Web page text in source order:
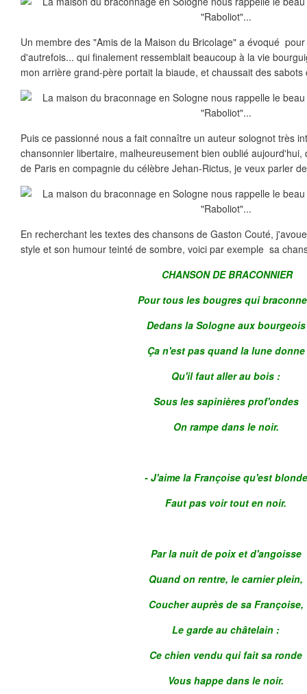
Un membre des "Amis de la Maison du Bricolage" a évoqué
d'autrefois... qui finalement ressemblait beaucoup à la vie
mon arrière grand-père portait la biaude, et chaussait des sabots
Puis ce passionné nous a fait connaître un auteur solognot très
chansonnier libertaire, malheureusement bien oublié
de Paris en compagnie du célèbre Jehan-Rictus, je veux parler
En recherchant les textes des chansons de Gaston Couté,
style et son humour teinté de sombre, voici par exemple sa
CHANSON DE BRACONNIER
Pour tous les bougres qui
Dedans la Sologne aux bourgeois
Ça n'est pas quand la lune donne
Qu'il faut aller au bois :
Sous les sapinières prof'ondes
On rampe dans le noir.
- J'aime la Françoise qu'est blonde
Faut pas voir tout en noir.
Par la nuit de poix et d'angoisse
Quand on rentre, le carnier plein,
Coucher auprès de sa Françoise,
Le garde au châtelain :
Ce chien vendu qui fait sa ronde
Vous happe dans le noir.